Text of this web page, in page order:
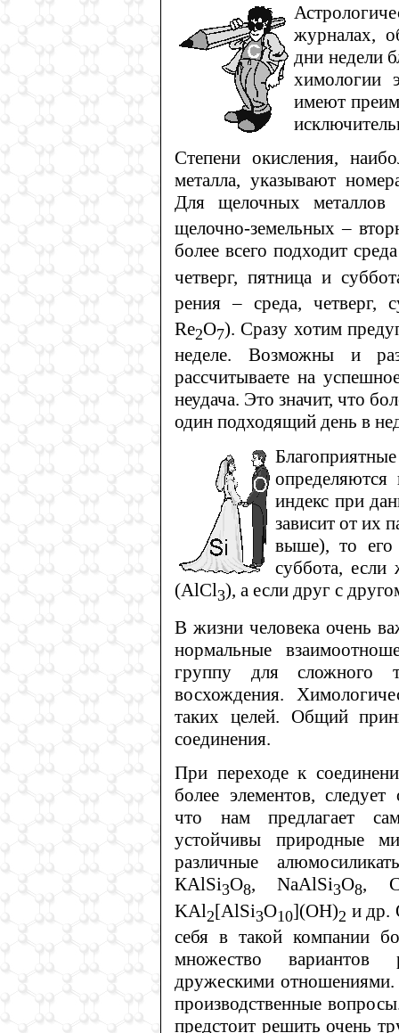
журналах,
дни недели
химологии
имеют
Степени окисления,
металла, указывают
Для щелочных
щелочно-земельных –
более всего подходит
четверг, пятница и
рения – среда, четверг,
Re2O7). Сразу хотим
неделе. Возможны и
рассчитываете на
неудача. Это значит, что
один подходящий день в
индекс при
зависит от их
выше), то его
суббота,
(AlCl3), а если друг с
В жизни человека очень
нормальные
группу для сложного
восхождения.
таких целей. Общий
соединения.
При переходе к
более элементов, следует
что нам предлагает
устойчивы природные
различные
КAlSi3O8, NaAlSi3O8,
KAl2[AlSi3O10](OH)2 и др.
себя в такой компании
множество вариантов
дружескими
производственные
предстоит решить очень